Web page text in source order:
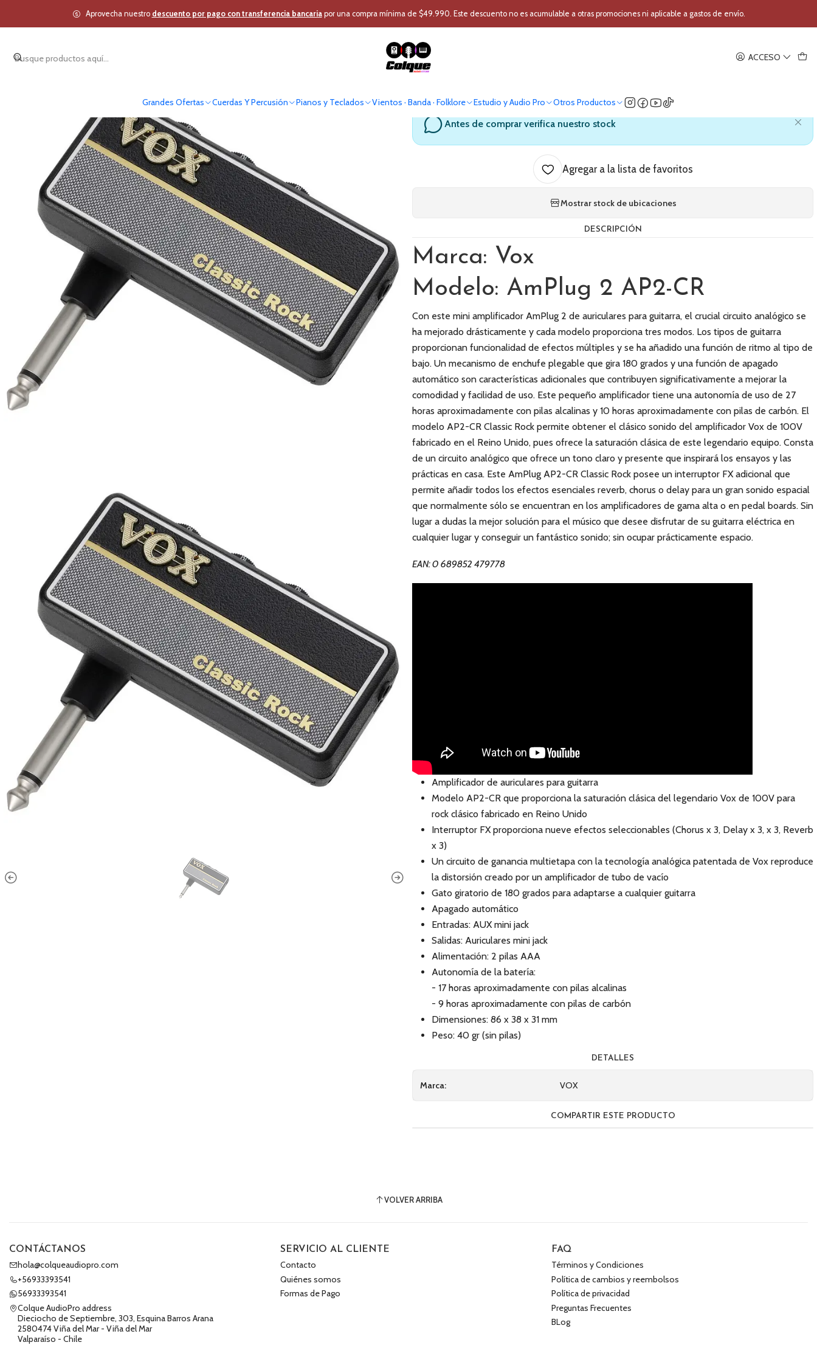
ACCESO
Grandes Ofertas Cuerdas Y Percusión Pianos y Teclados Vientos · Banda · Folklore Estudio y Audio Pro Otros Productos
Aprovecha nuestro descuento por pago con transferencia bancariapor una compra mínima de $49.990. Este descuento no es acumulable a otras promociones ni aplicable a gastos de envío.
Inicio Cuerdas Y Percusión Instrumentos Cuerda Amplificacion Guitarra Mini Amplificador de Audifonos Vox AmPlug 2 AP2-CR
Mini Amplificador de Audifonos Vox AmPlug
Antes de comprar verifica nuestro stock
Agregar a la lista de favoritos
Mostrar stock de ubicaciones
DESCRIPCIÓN
Marca: Vox
Modelo: AmPlug 2 AP2-CR
Con este mini amplificador AmPlug 2 de auriculares para guitarra, el crucial circuito analógico se
ha mejorado drásticamente y cada modelo proporciona tres modos. Los tipos de guitarra
proporcionan funcionalidad de efectos múltiples y se ha añadido una función de ritmo al tipo de
bajo. Un mecanismo de enchufe plegable que gira 180 grados y una función de apagado
automático son características adicionales que contribuyen significativamente a mejorar la
comodidad y facilidad de uso. Este pequeño amplificador tiene una autonomía de uso de 27
horas aproximadamente con pilas alcalinas y 10 horas aproximadamente con pilas de carbón. El
modelo AP2-CR Classic Rock permite obtener el clásico sonido del amplificador Vox de 100V
fabricado en el Reino Unido, pues ofrece la saturación clásica de este legendario equipo. Consta
de un circuito analógico que ofrece un tono claro y presente que inspirará los ensayos y las
prácticas en casa. Este AmPlug AP2-CR Classic Rock posee un interruptor FX adicional que
permite añadir todos los efectos esenciales reverb, chorus o delay para un gran sonido espacial
que normalmente sólo se encuentran en los amplificadores de gama alta o en pedal boards. Sin
lugar a dudas la mejor solución para el músico que desee disfrutar de su guitarra eléctrica en
cualquier lugar y conseguir un fantástico sonido; sin ocupar prácticamente espacio.
EAN: 0 689852 479778
Amplificador de auriculares para guitarra
Modelo AP2-CR que proporciona la saturación clásica del legendario Vox de 100V para
rock clásico fabricado en Reino Unido
Interruptor FX proporciona nueve efectos seleccionables (Chorus x 3, Delay x 3, x 3, Reverb
x 3)
Un circuito de ganancia multietapa con la tecnología analógica patentada de Vox reproduce
la distorsión creado por un amplificador de tubo de vacío
Gato giratorio de 180 grados para adaptarse a cualquier guitarra
Apagado automático
Entradas: AUX mini jack
Salidas: Auriculares mini jack
Alimentación: 2 pilas AAA
Autonomía de la batería:
- 17 horas aproximadamente con pilas alcalinas
- 9 horas aproximadamente con pilas de carbón
Dimensiones: 86 x 38 x 31 mm
Peso: 40 gr (sin pilas)
DETALLES
Marca: VOX
COMPARTIR ESTE PRODUCTO
VOLVER ARRIBA
CONTÁCTANOS
hola@colqueaudiopro.com
+56933393541
56933393541
Colque AudioPro address
Dieciocho de Septiembre, 303, Esquina Barros Arana
2580474 Viña del Mar - Viña del Mar
Valparaíso - Chile
SERVICIO AL CLIENTE
Contacto
Quiénes somos
Formas de Pago
FAQ
Términos y Condiciones
Política de cambios y reembolsos
Política de privacidad
Preguntas Frecuentes
BLog